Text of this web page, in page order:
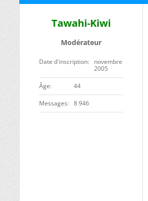
Tawahi-Kiwi
Modérateur
Date d'inscription
novembre
2005
ge 44
Messages 8 946